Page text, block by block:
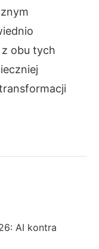
obu tych
AI kontra